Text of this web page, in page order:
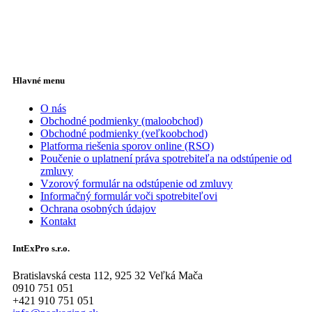
Hlavné menu
O nás
Obchodné podmienky (maloobchod)
Obchodné podmienky (veľkoobchod)
Platforma riešenia sporov online (RSO)
Poučenie o uplatnení práva spotrebiteľa na odstúpenie od
zmluvy
Vzorový formulár na odstúpenie od zmluvy
Informačný formulár voči spotrebiteľovi
Ochrana osobných údajov
Kontakt
IntExPro s.r.o.
Bratislavská cesta 112, 925 32 Veľká Mača
0910 751 051
+421 910 751 051